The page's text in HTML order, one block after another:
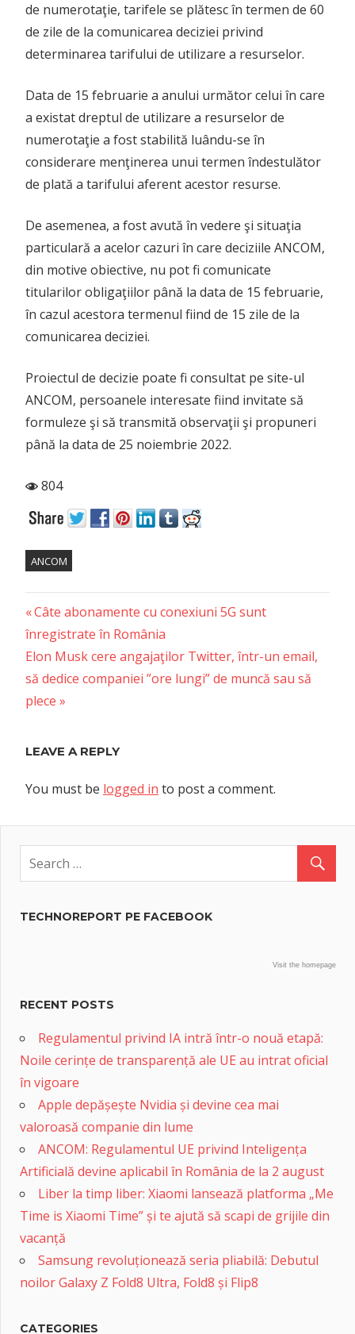
de numerotaţie, tarifele se plătesc în termen de 60
de zile de la comunicarea deciziei privind
determinarea tarifului de utilizare a resurselor.
Data de 15 februarie a anului următor celui în care
a existat dreptul de utilizare a resurselor de
numerotaţie a fost stabilită luându-se în
considerare menţinerea unui termen îndestulător
de plată a tarifului aferent acestor resurse.
De asemenea, a fost avută în vedere şi situaţia
particulară a acelor cazuri în care deciziile ANCOM,
din motive obiective, nu pot fi comunicate
titularilor obligaţiilor până la data de 15 februarie,
în cazul acestora termenul fiind de 15 zile de la
comunicarea deciziei.
Proiectul de decizie poate fi consultat pe site-ul
ANCOM, persoanele interesate fiind invitate să
formuleze şi să transmită observaţii şi propuneri
până la data de 25 noiembrie 2022.
804
ANCOM
Post
navigation
Previous
Post:
Câte abonamente cu conexiuni 5G sunt
înregistrate în România
Next
Post:
Elon Musk cere angajaţilor Twitter, într-un email,
să dedice companiei ”ore lungi” de muncă sau să
plece
LEAVE A REPLY
You must be logged in to post a comment.
TECHNOREPORT PE FACEBOOK
Visit the homepage
RECENT POSTS
Regulamentul privind IA intră într-o nouă etapă:
Noile cerințe de transparență ale UE au intrat oficial
în vigoare
Apple depășește Nvidia și devine cea mai
valoroasă companie din lume
ANCOM: Regulamentul UE privind Inteligența
Artificială devine aplicabil în România de la 2 august
Liber la timp liber: Xiaomi lansează platforma „Me
Time is Xiaomi Time” și te ajută să scapi de grijile din
vacanță
Samsung revoluționează seria pliabilă: Debutul
noilor Galaxy Z Fold8 Ultra, Fold8 și Flip8
CATEGORIES